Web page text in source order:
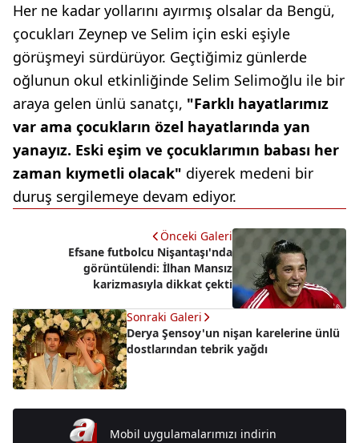
Her ne kadar yollarını ayırmış olsalar da Bengü,
çocukları Zeynep ve Selim için eski eşiyle
görüşmeyi sürdürüyor. Geçtiğimiz günlerde
oğlunun okul etkinliğinde Selim Selimoğlu ile bir
araya gelen ünlü sanatçı, "Farklı hayatlarımız
var ama çocukların özel hayatlarında yan
yanayız. Eski eşim ve çocuklarımın babası her
zaman kıymetli olacak" diyerek medeni bir
duruş sergilemeye devam ediyor.
Önceki Galeri
Efsane futbolcu Nişantaşı'nda
görüntülendi: İlhan Mansız
karizmasıyla dikkat çekti
Sonraki Galeri
Derya Şensoy'un nişan karelerine ünlü
dostlarından tebrik yağdı
Mobil uygulamalarımızı indirin